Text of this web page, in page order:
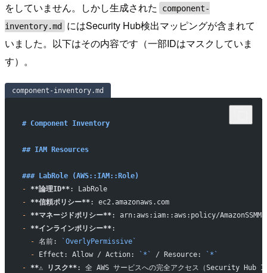
をしていません。しかし生成された
component-
inventory.md にはSecurity Hub検出マッピングが含まれて
いました。以下はその内容です（一部IDはマスクしていま
す）。
component-inventory.md
# Component Inventory
## IAM Resources
### LabRole (AWS::IAM::Role)
- **論理ID**: LabRole
- **信頼ポリシー**: ec2.amazonaws.com
- **マネージドポリシー**: arn:aws:iam::aws:policy/
- **インラインポリシー**:
  -
名前:
`OverlyPermissive`
  -
Effect: Allow / Action: `*` / Resource:
`*`
- **⚠️ リスク**: 全 AWS サービスへの完全アクセス（Security Hub